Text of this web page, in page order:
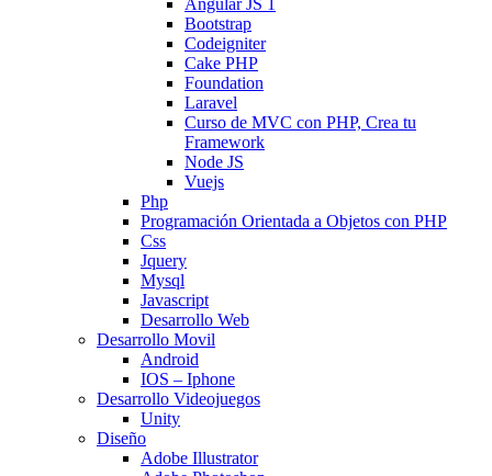
Angular JS 1
Bootstrap
Codeigniter
Cake PHP
Foundation
Laravel
Curso de MVC con PHP, Crea tu
Framework
Node JS
Vuejs
Php
Programación Orientada a Objetos con PHP
Css
Jquery
Mysql
Javascript
Desarrollo Web
Desarrollo Movil
Android
IOS – Iphone
Desarrollo Videojuegos
Unity
Diseño
Adobe Illustrator